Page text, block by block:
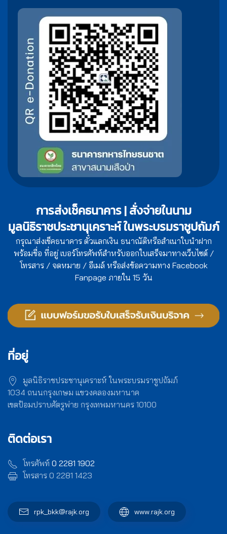
การส่งเช็คธนาคาร | สั่งจ่ายในนาม
มูลนิธิราชประชานุเคราะห์ ในพระบรมราชูปถัมภ์
กรุณาส่งเช็คธนาคาร ตั๋วแลกเงิน ธนาณัติหรือสำเนาใบนำฝาก
พร้อมชื่อ ที่อยู่ เบอร์โทรศัพท์สำหรับออกใบเสร็จมาทางเว็บไซต์ /
โทรสาร / จดหมาย / อีเมล์ หรือส่งข้อความทาง Facebook
Fanpage ภายใน 15 วัน
ที่อยู่
มูลนิธิราชประชานุเคราะห์ ในพระบรมราชูปถัมภ์
1034 ถนนกรุงเกษม แขวงคลองมหานาค
เขตป้อมปราบศัตรูพ่าย กรุงเทพมหานคร 10100
ติดต่อเรา
โทรศัพท์ 0 2281 1902
โทรสาร 0 2281 1423
rpk_bkk@rajk.org www.rajk.org